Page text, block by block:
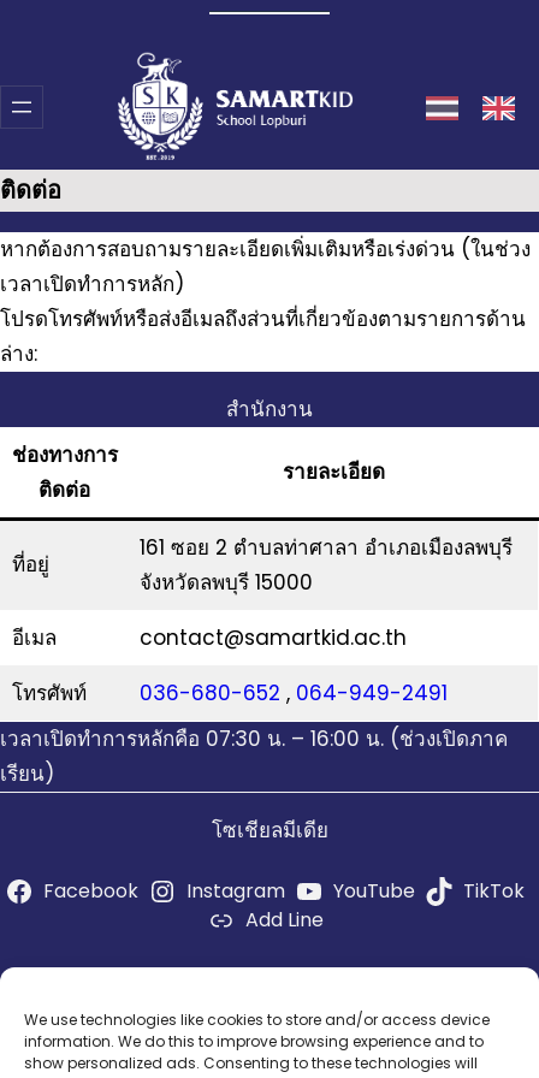
We use technologies like cookies to store and/or access device
information. We do this to improve browsing experience and to
show personalized ads. Consenting to these technologies will
content
ติดต่อ
หากต้องการสอบถามรายละเอียดเพิ่มเติมหรือเร่งด่วน (ในช่วง
เวลาเปิดทำการหลัก)
โปรดโทรศัพท์หรือส่งอีเมลถึงส่วนที่เกี่ยวข้องตามรายการด้าน
ล่าง:
สำนักงาน
ช่องทางการ
ติดต่อ
รายละเอียด
ที่อยู่
161 ซอย 2 ตำบลท่าศาลา อำเภอเมืองลพบุรี
จังหวัดลพบุรี 15000
อีเมล
contact@samartkid.ac.th
โทรศัพท์
036-680-652 , 064-949-2491
เวลาเปิดทำการหลักคือ 07:30 น. – 16:00 น. (ช่วงเปิดภาค
เรียน)
โซเชียลมีเดีย
Facebook Instagram YouTube
TikTok
Add Line
socialadmin@samartkid.ac.th